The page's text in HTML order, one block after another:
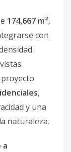
174,667 m²,
con
,
y una
naturaleza.
a